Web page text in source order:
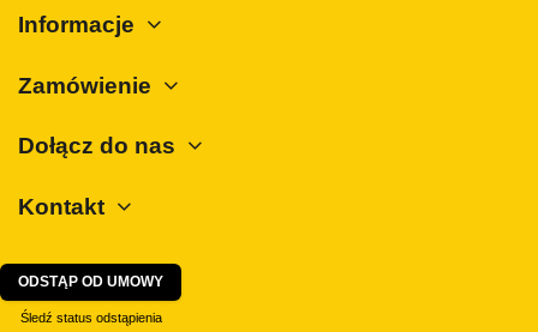
Informacje
Zamówienie
Dołącz do nas
Kontakt
ODSTĄP OD UMOWY
Śledź status odstąpienia